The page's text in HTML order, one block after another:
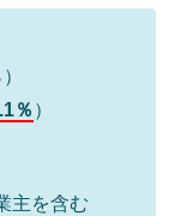
通報しようキ
久性「なさす
％ ）
主を含む